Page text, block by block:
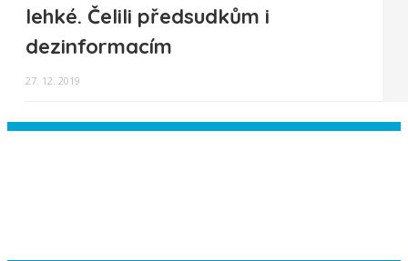
lehké. Čelili předsudkům i
dezinformacím
27. 12. 2019